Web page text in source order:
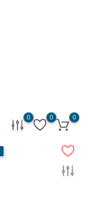
0 0 0